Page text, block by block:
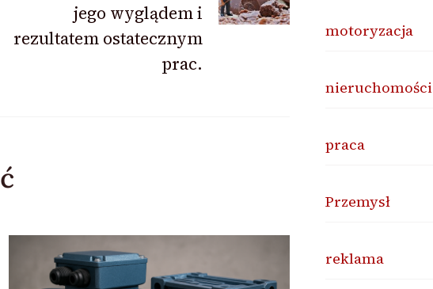
jego wyglądem i
rezultatem ostatecznym
prac.
motoryzacja
nieruchomości
praca
Przemysł
reklama